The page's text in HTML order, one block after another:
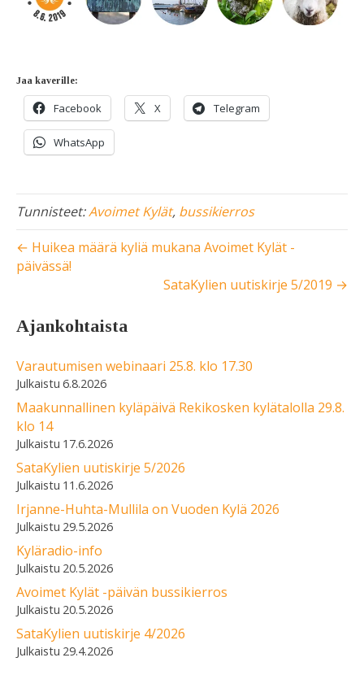
Jaa kaverille:
Facebook X Telegram
WhatsApp
Tunnisteet:Avoimet Kylät, bussikierros
← Huikea määrä kyliä mukana Avoimet Kylät -
päivässä!
SataKylien uutiskirje 5/2019 →
Ajankohtaista
Varautumisen webinaari 25.8. klo 17.30
6.8.2026
Maakunnallinen kyläpäivä Rekikosken kylätalolla 29.8.
klo 14
17.6.2026
SataKylien uutiskirje 5/2026
11.6.2026
Irjanne-Huhta-Mullila on Vuoden Kylä 2026
29.5.2026
Kyläradio-info
20.5.2026
Avoimet Kylät -päivän bussikierros
20.5.2026
SataKylien uutiskirje 4/2026
29.4.2026